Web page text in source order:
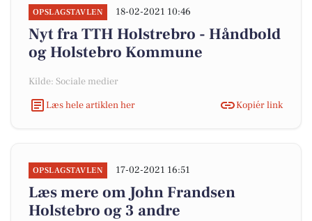
OPSLAGSTAVLEN 18-02-2021 10:46
Nyt fra TTH Holstrebro - Håndbold
og Holstebro Kommune
Kilde: Sociale medier
Læs hele artiklen her
Kopiér link
OPSLAGSTAVLEN 17-02-2021 16:51
Læs mere om John Frandsen
Holstebro og 3 andre